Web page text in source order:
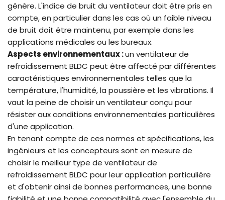
génère. L'indice de bruit du ventilateur doit être pris en
compte, en particulier dans les cas où un faible niveau
de bruit doit être maintenu, par exemple dans les
applications médicales ou les bureaux.
Aspects environnementaux :un ventilateur de
refroidissement BLDC peut être affecté par différentes
caractéristiques environnementales telles que la
température, l'humidité, la poussière et les vibrations. Il
vaut la peine de choisir un ventilateur conçu pour
résister aux conditions environnementales particulières
d'une application.
En tenant compte de ces normes et spécifications, les
ingénieurs et les concepteurs sont en mesure de
choisir le meilleur type de ventilateur de
refroidissement BLDC pour leur application particulière
et d'obtenir ainsi de bonnes performances, une bonne